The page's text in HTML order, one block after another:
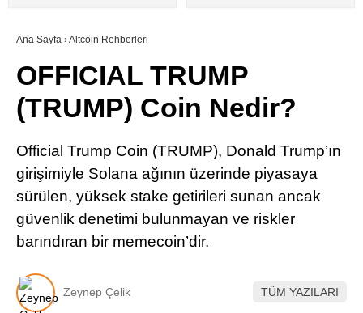
Youtube
TikTok
Pinterest
LinkedIn
SÖZLÜK
Ana Sayfa ›Altcoin Rehberleri
OFFICIAL TRUMP
(TRUMP) Coin Nedir?
Official Trump Coin (TRUMP), Donald Trump’ın
girişimiyle Solana ağının üzerinde piyasaya
sürülen, yüksek stake getirileri sunan ancak
güvenlik denetimi bulunmayan ve riskler
barındıran bir memecoin’dir.
Zeynep Çelik TÜM YAZILARI